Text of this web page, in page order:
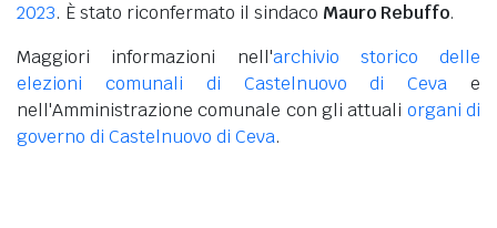
2023. È stato riconfermato il sindaco Mauro Rebuffo.
Maggiori informazioni nell'archivio storico delle
elezioni comunali di Castelnuovo di Ceva e
nell'Amministrazione comunale con gli attuali organi di
governo di Castelnuovo di Ceva.